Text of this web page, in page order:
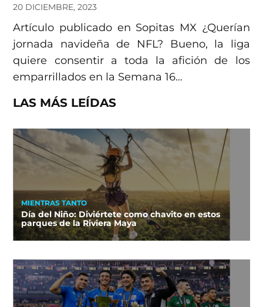
20 DICIEMBRE, 2023
Artículo publicado en Sopitas MX ¿Querían
jornada navideña de NFL? Bueno, la liga
quiere consentir a toda la afición de los
emparrillados en la Semana 16…
LAS MÁS LEÍDAS
MIENTRAS TANTO
Día del Niño: Diviértete como chavito en estos
parques de la Riviera Maya